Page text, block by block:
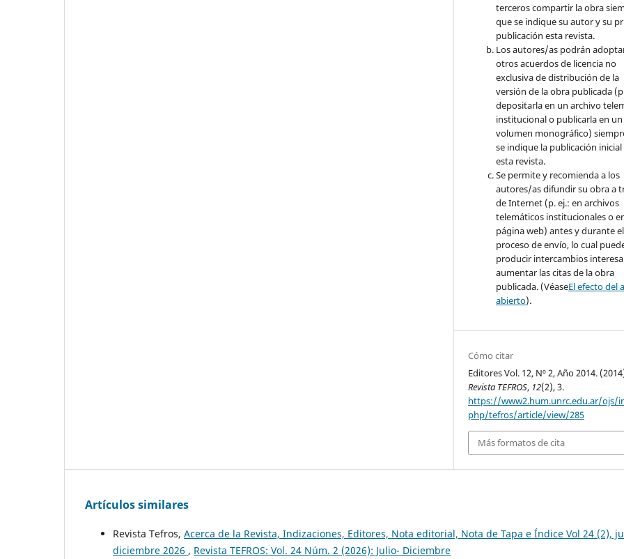
terceros compartir la obra
que se indique su autor y su
publicación esta revista.
Los autores/as podrán
otros acuerdos de licencia no
exclusiva de distribución de la
versión de la obra publicada
depositarla en un archivo
institucional o publicarla en un
volumen monográfico)
se indique la publicación inicial
esta revista.
Se permite y recomienda a los
autores/as difundir su obra a
de Internet (p. ej.: en archivos
telemáticos institucionales o
página web) antes y durante el
proceso de envío, lo cual
producir intercambios
aumentar las citas de la obra
publicada. (VéaseEl efecto del
abierto).
Cómo citar
Editores Vol. 12, Nº 2, Año 2014.
Revista TEFROS, 12(2), 3.
https://www2.hum.unrc.edu.ar/ojs/
php/tefros/article/view/285
Más formatos de cita
Artículos similares
Revista Tefros, Acerca de la Revista, Indizaciones, Editores, Nota editorial, Nota de Tapa e Índice Vol 24 (2),
diciembre 2026 , Revista TEFROS: Vol. 24 Núm. 2 (2026): Julio- Diciembre